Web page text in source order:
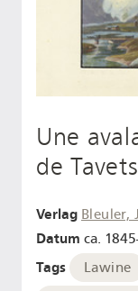
Une
de
Verlag Bleuler,
Datum ca.
Tags Lawine